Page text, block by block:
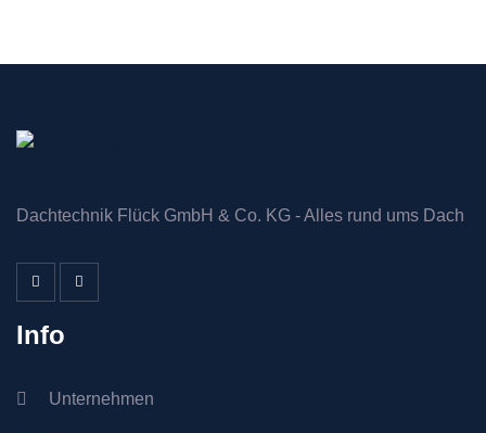
Dachtechnik Flück GmbH & Co. KG - Alles rund ums Dach
Info
Unternehmen